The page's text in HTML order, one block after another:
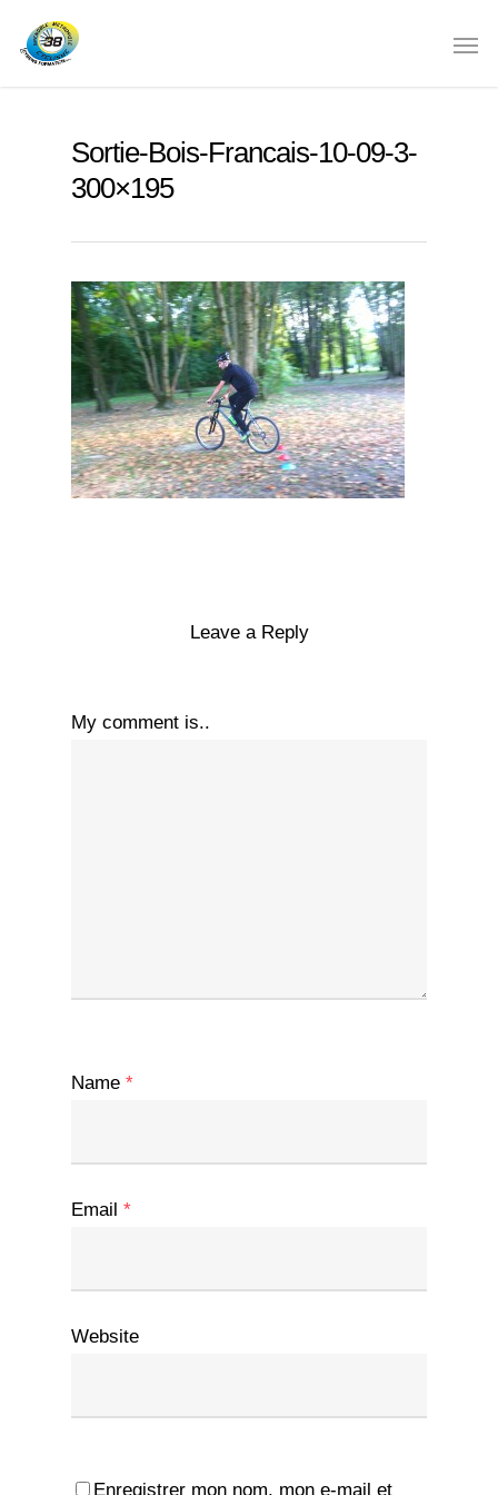
Sortie-Bois-Francais-10-09-3-
300×195
Leave a Reply
My comment is..
Name *
Email *
Website
Enregistrer mon nom, mon e-mail et